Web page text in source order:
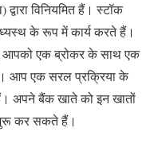
विनियमित हैं। स्टॉक
के रूप में कार्य करते हैं।
आपको एक ब्रोकर के साथ एक
आप एक सरल प्रक्रिया के
अपने बैंक खाते को इन खातों
कर सकते हैं।